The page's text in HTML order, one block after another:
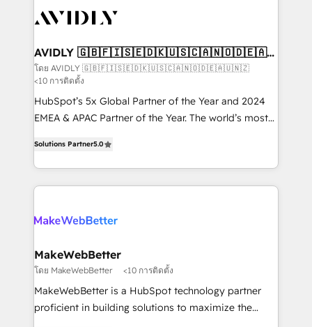
Healthcare - Financial Services - Managed IT (MSP) -
we help: ✔️ Full HubSpot implementations and portal
optimization ✔️ Data migrations, CRM architecture,
and reporting foundations ✔️ Custom integrations
and workflow automation ✔️ User adoption
programs, training, and enablement Through project-
partnerships, we guide organizations through the
revenue maturity model - delivering the right
improvements at the right time so operations
grows.
AVIDLY 🇬🇧🇫🇮🇸🇪🇩🇰🇺🇸🇨🇦🇳🇴🇩🇪🇦🇺
🇳🇿
โดย AVIDLY 🇬🇧🇫🇮🇸🇪🇩🇰🇺🇸🇨🇦🇳🇴🇩🇪🇦🇺🇳🇿
<10 การติดตั้ง
HubSpot’s 5x Global Partner of the Year and 2024
EMEA & APAC Partner of the Year. The world’s most
and 370+ specialists across EMEA, APAC and NAM,
we de-risk complex CRM programmes and
multi-region migrations to AI-powered automation,
scale. 🏆 HubSpot’s CEO called us “the partner of the
future.” Others agree it is proof of trust built through
measurable impact.
Solutions Partner5.0
MakeWebBetter
โดย MakeWebBetter <10 การติดตั้ง
MakeWebBetter is a HubSpot technology partner
proficient in building solutions to maximize the